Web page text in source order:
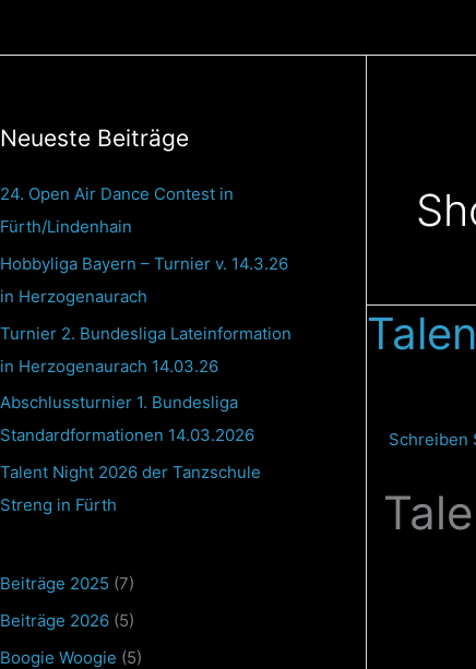
Neueste Beiträge
24. Open Air Dance Contest in
Fürth/Lindenhain
Hobbyliga Bayern – Turnier v. 14.3.26
in Herzogenaurach
Turnier 2. Bundesliga Lateinformation
in Herzogenaurach 14.03.26
Abschlussturnier 1. Bundesliga
Standardformationen 14.03.2026
Talent Night 2026 der Tanzschule
Streng in Fürth
Beiträge 2025 (7)
Beiträge 2026 (5)
Boogie Woogie (5)
Schreiben
Talent
Night
Tanzschule
Fürth